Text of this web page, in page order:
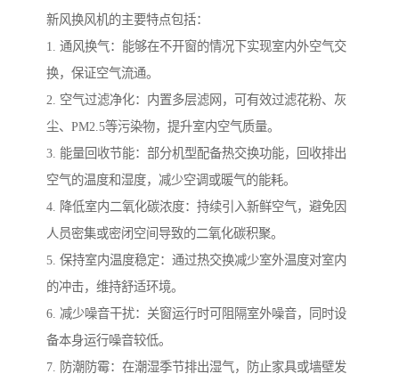
新风换风机的主要特点包括：
1. 通风换气：能够在不开窗的情况下实现室内外空气交
换，保证空气流通。
2. 空气过滤净化：内置多层滤网，可有效过滤花粉、灰
尘、PM2.5等污染物，提升室内空气质量。
3. 能量回收节能：部分机型配备热交换功能，回收排出
空气的温度和湿度，减少空调或暖气的能耗。
4. 降低室内二氧化碳浓度：持续引入新鲜空气，避免因
人员密集或密闭空间导致的二氧化碳积聚。
5. 保持室内温度稳定：通过热交换减少室外温度对室内
的冲击，维持舒适环境。
6. 减少噪音干扰：关窗运行时可阻隔室外噪音，同时设
备本身运行噪音较低。
7. 防潮防霉：在潮湿季节排出湿气，防止家具或墙壁发